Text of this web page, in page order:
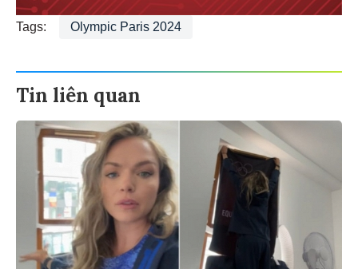
Tags: Olympic Paris 2024
Tin liên quan